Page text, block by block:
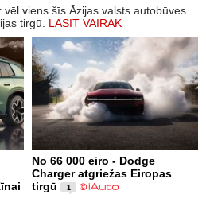
viens šīs Āzijas valsts autobūves
tirgū. LASĪT VAIRĀK
No 66 000 eiro - Dodge
Charger atgriežas Eiropas
tirgū
1